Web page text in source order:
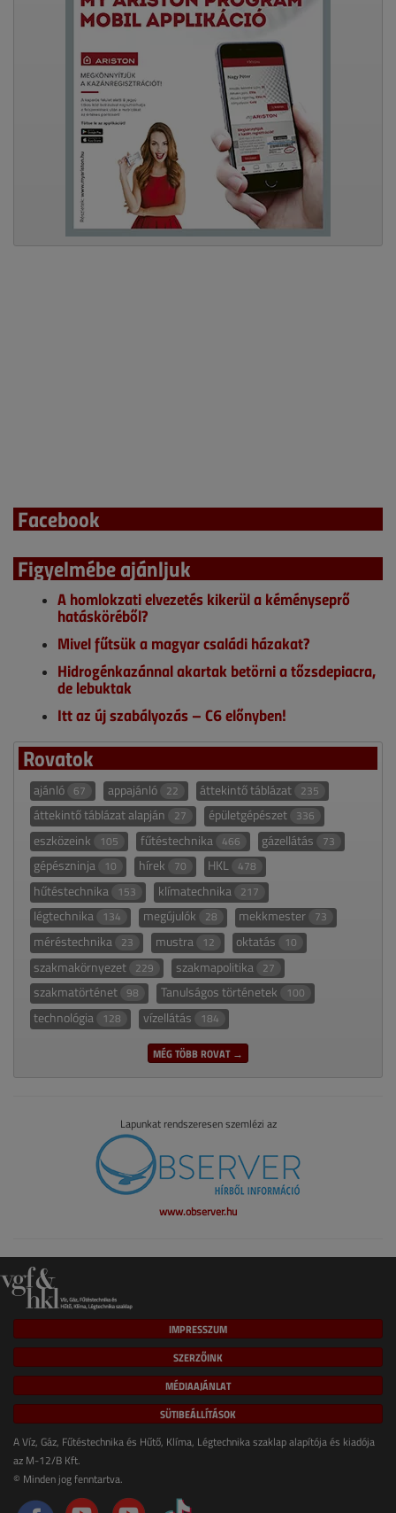
Facebook
Figyelmébe ajánljuk
A homlokzati elvezetés kikerül a kéményseprő
hatásköréből?
Mivel fűtsük a magyar családi házakat?
Hidrogénkazánnal akartak betörni a tőzsdepiacra,
de lebuktak
Itt az új szabályozás – C6 előnyben!
Rovatok
ajánló 67 appajánló 22 áttekintő táblázat 235
áttekintő táblázat alapján 27 épületgépészet 336
eszközeink 105 fűtéstechnika 466 gázellátás 73
gépészninja 10 hírek 70 HKL 478
hűtéstechnika 153 klímatechnika 217
légtechnika 134 megújulók 28 mekkmester 73
méréstechnika 23 mustra 12 oktatás 10
szakmakörnyezet 229 szakmapolitika 27
szakmatörténet 98 Tanulságos történetek 100
technológia 128 vízellátás 184
MÉG TÖBB ROVAT →
Lapunkat rendszeresen szemlézi az
www.observer.hu
IMPRESSZUM
SZERZŐINK
MÉDIAAJÁNLAT
SÜTIBEÁLLÍTÁSOK
A Víz, Gáz, Fűtéstechnika és Hűtő, Klíma, Légtechnika szaklap alapítója és kiadója
az M-12/B Kft.
© Minden jog fenntartva.